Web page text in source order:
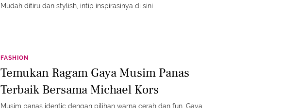
Mudah ditiru dan stylish, intip inspirasinya di sini
FASHION
Temukan Ragam Gaya Musim Panas
Terbaik Bersama Michael Kors
Musim panas identic dengan pilihan warna cerah dan fun. Gaya